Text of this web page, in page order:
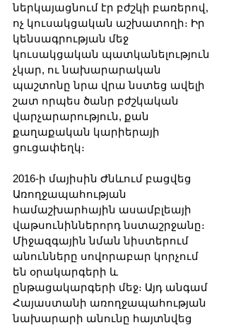
ներկայացնում էր բժշկի բառերով,
ոչ կուսակցական աշխատողի։ Իր
կենսագրության մեջ
կուսակցական պատկանելություն
չկար, ու նախարարական
պաշտոնը նրա վրա նստեց ավելի
շատ որպես ծանր բժշկական
վարչարարություն, քան
քաղաքական կարիերայի
ցուցափեղկ։
2016-ի մայիսին Ժնևում բացվեց
Առողջապահության
համաշխարհային ասամբլեայի
վաթսունիններորդ նստաշրջանը։
Միջազգային նման նիստերում
անունները սովորաբար կորչում
են օրակարգերի և
ընթացակարգերի մեջ։ Այդ անգամ
Հայաստանի առողջապահության
նախարարի անունը հայտնվեց